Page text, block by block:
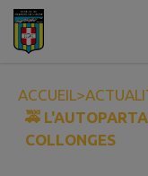
Contenu
ACCUEIL>
🚕
COLLONGES